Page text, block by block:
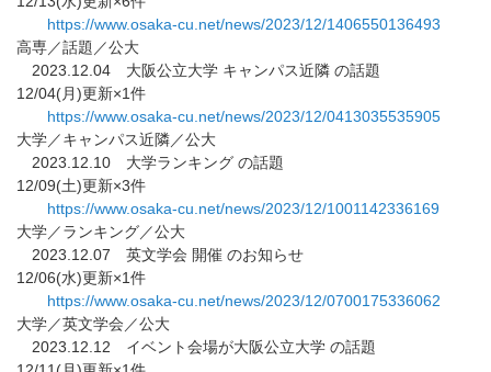
https://www.osaka-cu.net/news/2023/12/1406550136493
高専／話題／公大
2023.12.04 大阪公立大学 キャンパス近隣 の話題
12/04(月)更新×1件
https://www.osaka-cu.net/news/2023/12/0413035535905
大学／キャンパス近隣／公大
2023.12.10 大学ランキング の話題
12/09(土)更新×3件
https://www.osaka-cu.net/news/2023/12/1001142336169
大学／ランキング／公大
2023.12.07 英文学会 開催 のお知らせ
12/06(水)更新×1件
https://www.osaka-cu.net/news/2023/12/0700175336062
大学／英文学会／公大
2023.12.12 イベント会場が大阪公立大学 の話題